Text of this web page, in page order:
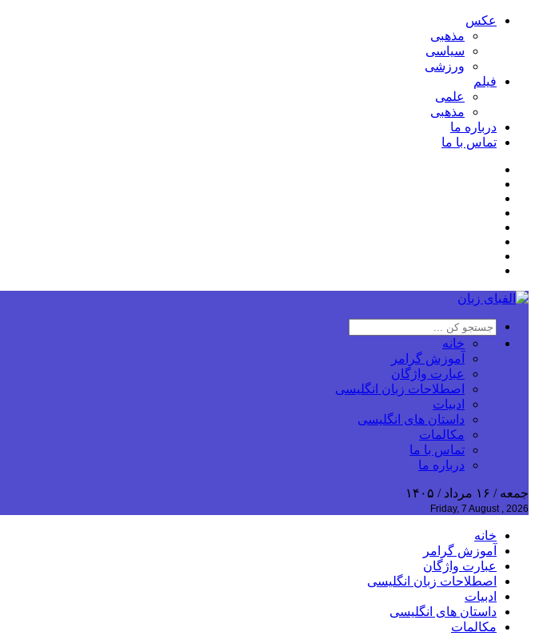
عکس
مذهبی
سیاسی
ورزشی
فیلم
علمی
مذهبی
درباره ما
تماس با ما
خانه
آموزش گرامر
عبارت واژگان
اصطلاحات زبان انگلیسی
ادبیات
داستان های انگلیسی
مکالمات
تماس با ما
درباره ما
جمعه / ۱۶ مرداد / ۱۴۰۵
Friday, 7 August , 2026
خانه
آموزش گرامر
عبارت واژگان
اصطلاحات زبان انگلیسی
ادبیات
داستان های انگلیسی
مکالمات